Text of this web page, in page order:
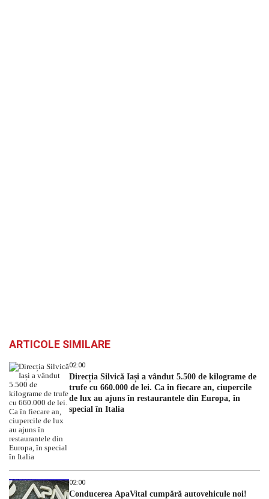
ARTICOLE SIMILARE
02:00
Direcția Silvică Iași a vândut 5.500 de kilograme de
trufe cu 660.000 de lei. Ca în fiecare an, ciupercile
de lux au ajuns în restaurantele din Europa, în
special în Italia
02:00
Conducerea ApaVital cumpără autovehicule noi!